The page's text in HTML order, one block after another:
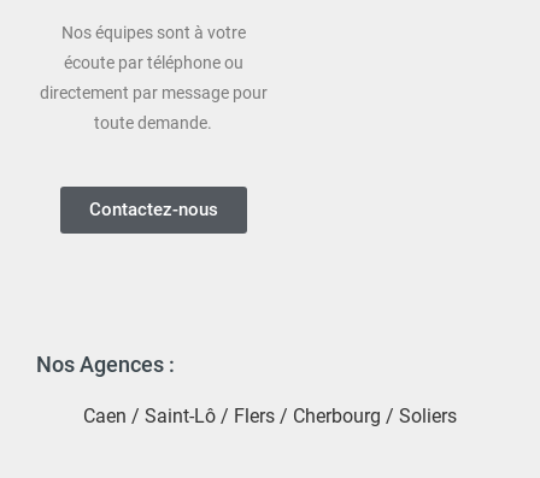
Nos équipes sont à votre
écoute par téléphone ou
directement par message pour
toute demande.
Contactez-nous
Nos Agences :
Caen / Saint-Lô / Flers / Cherbourg / Soliers